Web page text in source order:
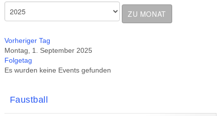
ZU MONAT
Vorheriger Tag
Montag, 1. September 2025
Folgetag
Es wurden keine Events gefunden
Faustball